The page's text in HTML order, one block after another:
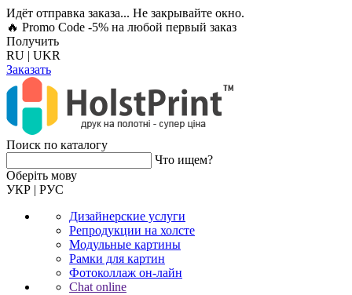
Идёт отправка заказа... Не закрывайте окно.
🔥 Promo Code -5% на любой первый заказ
Получить
RU | UKR
Заказать
Поиск по каталогу
Что ищем?
Оберiть мову
УКР | РУС
Дизайнерские услуги
Репродукции на холсте
Модульные картины
Рамки для картин
Фотоколлаж он-лайн
Chat online